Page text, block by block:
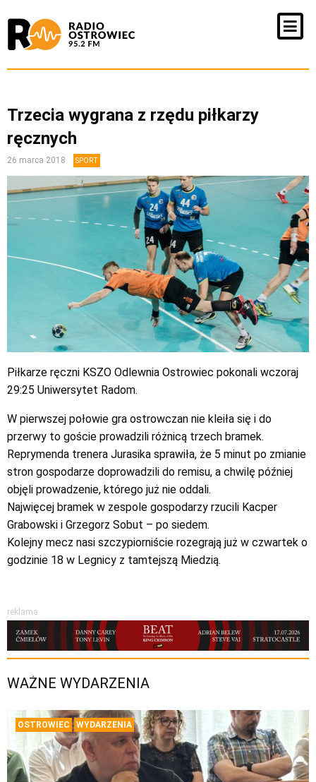
Trzecia wygrana z rzędu piłkarzy
ręcznych
26 marca 2018 SPORT
Piłkarze ręczni KSZO Odlewnia Ostrowiec pokonali wczoraj
29:25 Uniwersytet Radom.
W pierwszej połowie gra ostrowczan nie kleiła się i do
przerwy to goście prowadzili różnicą trzech bramek.
Reprymenda trenera Jurasika sprawiła, że 5 minut po zmianie
stron gospodarze doprowadzili do remisu, a chwilę później
objęli prowadzenie, którego już nie oddali.
Najwięcej bramek w zespole gospodarzy rzucili Kacper
Grabowski i Grzegorz Sobut – po siedem.
Kolejny mecz nasi szczypiorniście rozegrają już w czwartek o
godzinie 18 w Legnicy z tamtejszą Miedzią.
reklama
WAŻNE WYDARZENIA
OSTROWIEC WYDARZENIA